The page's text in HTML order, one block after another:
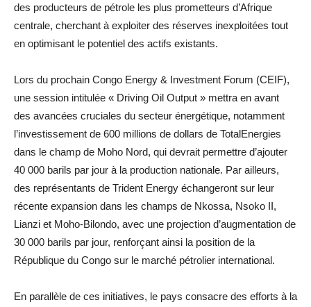
des producteurs de pétrole les plus prometteurs d’Afrique
centrale, cherchant à exploiter des réserves inexploitées tout
en optimisant le potentiel des actifs existants.
Lors du prochain Congo Energy & Investment Forum (CEIF),
une session intitulée « Driving Oil Output » mettra en avant
des avancées cruciales du secteur énergétique, notamment
l’investissement de 600 millions de dollars de TotalEnergies
dans le champ de Moho Nord, qui devrait permettre d’ajouter
40 000 barils par jour à la production nationale. Par ailleurs,
des représentants de Trident Energy échangeront sur leur
récente expansion dans les champs de Nkossa, Nsoko II,
Lianzi et Moho-Bilondo, avec une projection d’augmentation de
30 000 barils par jour, renforçant ainsi la position de la
République du Congo sur le marché pétrolier international.
En parallèle de ces initiatives, le pays consacre des efforts à la